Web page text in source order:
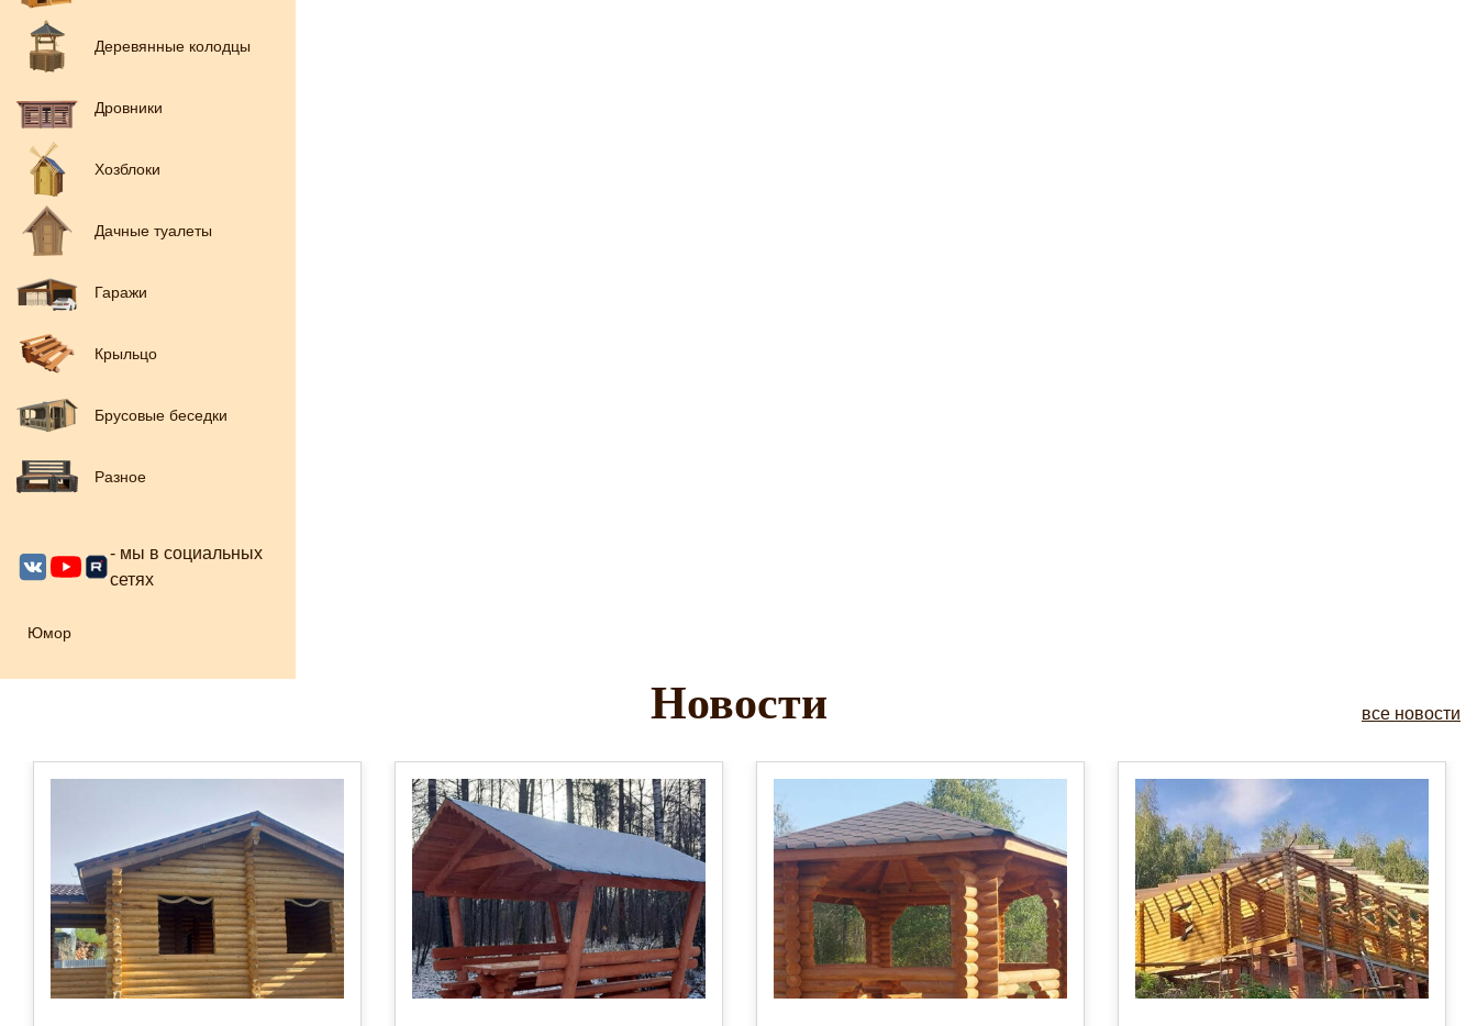
Деревянные колодцы
Дровники
Хозблоки
Дачные туалеты
Гаражи
Крыльцо
Брусовые беседки
Разное
- мы в социальных
сетях
Юмор
Новости все новости